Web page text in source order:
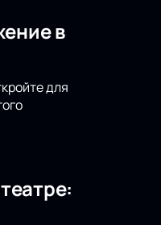
в
для